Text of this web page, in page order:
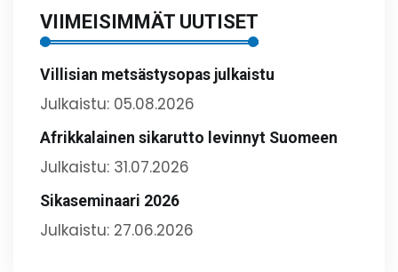
VIIMEISIMMÄT UUTISET
Villisian metsästysopas julkaistu
Julkaistu: 05.08.2026
Afrikkalainen sikarutto levinnyt Suomeen
Julkaistu: 31.07.2026
Sikaseminaari 2026
Julkaistu: 27.06.2026